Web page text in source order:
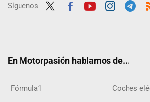
Síguenos
En Motorpasión hablamos de...
Fórmula1 Coches